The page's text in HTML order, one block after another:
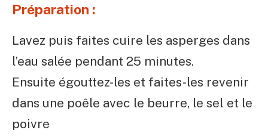
Préparation :
Lavez puis faites cuire les asperges dans
l’eau salée pendant 25 minutes.
Ensuite égouttez-les et faites-les revenir
dans une poêle avec le beurre, le sel et le
poivre